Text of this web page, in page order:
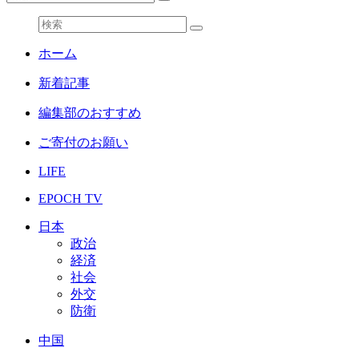
ホーム
新着記事
編集部のおすすめ
ご寄付のお願い
LIFE
EPOCH TV
日本
政治
経済
社会
外交
防衛
中国